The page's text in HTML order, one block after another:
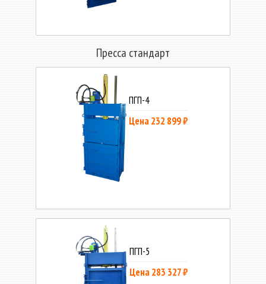
Пресса стандарт
ПГП-4
Цена 232 899 ₽
ПГП-5
Цена 283 327 ₽